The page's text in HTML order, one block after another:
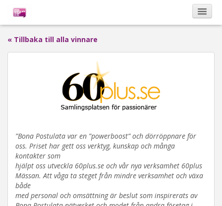
Om Bona Postulata
Vinnare
« Tillbaka till alla vinnare
”Bona Postulata var en ”powerboost” och dörröppnare för
oss. Priset har gett oss verktyg, kunskap och många
kontakter som
hjälpt oss utveckla 60plus.se och vår nya verksamhet 60plus
Mässan. Att våga ta steget från mindre verksamhet och växa
både
med personal och omsättning är beslut som inspirerats av